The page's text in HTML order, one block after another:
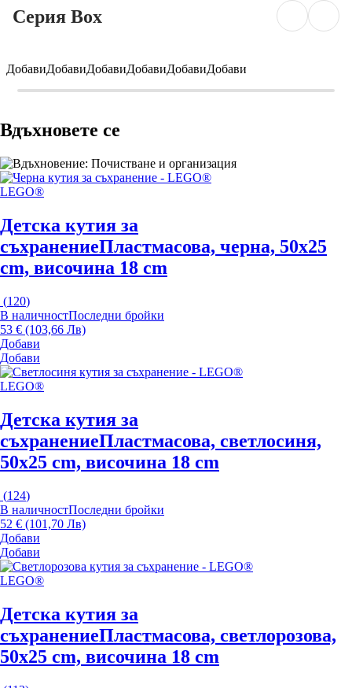
Серия Box
ДобавиДобавиДобавиДобавиДобавиДобави
Вдъхновете се
LEGO®
Детска кутия за
съхранениеПластмасова, черна, 50x25
cm, височина 18 cm
(120)
В наличностПоследни бройки
53 € (103,66 Лв)
Добави
Добави
LEGO®
Детска кутия за
съхранениеПластмасова, светлосиня,
50x25 cm, височина 18 cm
(124)
В наличностПоследни бройки
52 € (101,70 Лв)
Добави
Добави
LEGO®
Детска кутия за
съхранениеПластмасова, светлорозова,
50x25 cm, височина 18 cm